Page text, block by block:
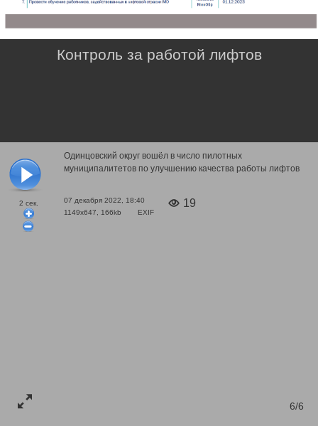
2 сек.
Одинцовский округ вошёл в число пилотных
муниципалитетов по улучшению качества работы лифтов
07 декабря 2022, 18:40
1149x647, 166kb
EXIF
19
6/6
Контроль за работой лифтов